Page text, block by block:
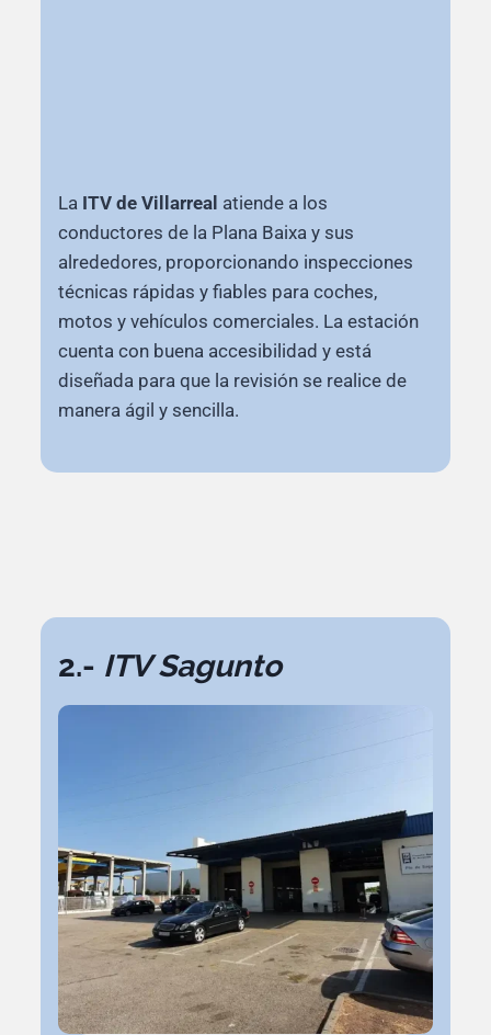
La ITV de Villarreal atiende a los
conductores de la Plana Baixa y sus
alrededores, proporcionando inspecciones
técnicas rápidas y fiables para coches,
motos y vehículos comerciales. La estación
cuenta con buena accesibilidad y está
diseñada para que la revisión se realice de
manera ágil y sencilla.
2.- ITV Sagunto